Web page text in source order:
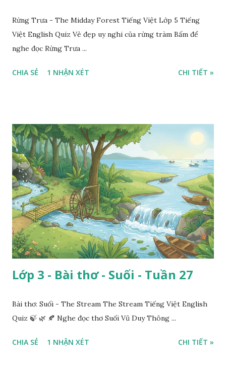
Rừng Trưa - The Midday Forest Tiếng Việt Lớp 5 Tiếng
Việt English Quiz Vẻ đẹp uy nghi của rừng tràm Bấm để
nghe đọc Rừng Trưa ...
CHIA SẺ 1 NHẬN XÉT CHI TIẾT »
Lớp 3 - Bài thơ - Suối - Tuần 27
Bài thơ: Suối - The Stream The Stream Tiếng Việt English
Quiz 🍃 🌿 🍂 Nghe đọc thơ Suối Vũ Duy Thông ...
CHIA SẺ 1 NHẬN XÉT CHI TIẾT »